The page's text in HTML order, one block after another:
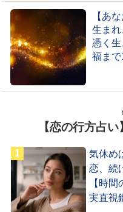
【あ
生まれ
憑く
福ま
【恋の行方占
気休め
恋、続
【時
実直視